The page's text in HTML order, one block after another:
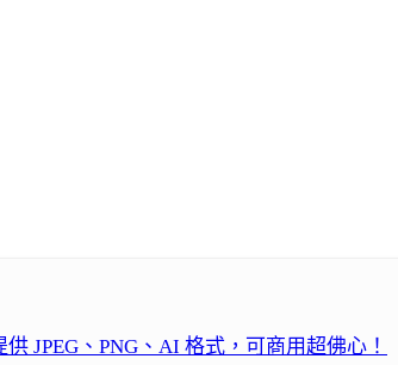
JPEG、PNG、AI 格式，可商用超佛心！